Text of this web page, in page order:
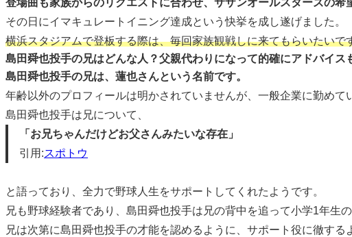
登場曲も家族からのリクエストに合わせ、サザンオールスターズの希
その日にイマキュレートイニング達成という快挙を成し遂げました。
横浜スタジアムで登板する際は、毎回家族観戦しに来てもらいたいで
島田舜也投手の兄はどんな人？父親代わりになって的確にアドバイス
島田舜也投手の兄は、蓮也さんという名前です。
年齢以外のプロフィールは明かされていませんが、一般企業に勤めて
島田舜也投手は兄について、
「お兄ちゃんだけどお父さんみたいな存在」
引用:スポトウ
と語っており、全力で野球人生をサポートしてくれたようです。
兄も野球経験者であり、島田舜也投手は兄の背中を追って小学1年生
兄は次第に島田舜也投手の才能を認めるように、サポート役に徹する